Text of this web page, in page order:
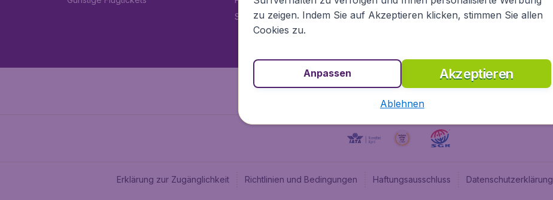
Stellenangebote
BudgetAir.it
Erklärung zur Zugänglichkeit Richtlinien und Bedingungen Haftungsausschluss Datenschutzerklärung
zu zeigen. Indem Sie auf Akzeptieren klicken, stimmen Sie allen
Cookies zu.
Akzeptieren
Anpassen
Ablehnen